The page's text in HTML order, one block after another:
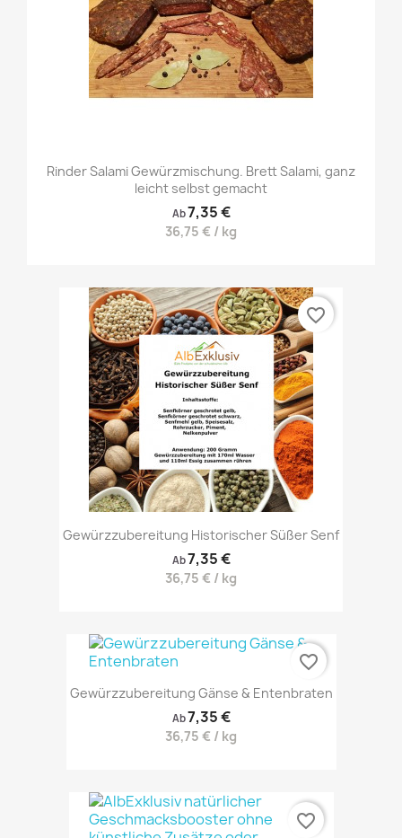
Rinder Salami Gewürzmischung. Brett Salami, ganz
leicht selbst gemacht
Ab7,35 €
36,75 € / kg
Gewürzzubereitung Historischer Süßer Senf
Ab7,35 €
36,75 € / kg
favorite_border
Gewürzzubereitung Gänse & Entenbraten
Ab7,35 €
36,75 € / kg
favorite_border
favorite_border